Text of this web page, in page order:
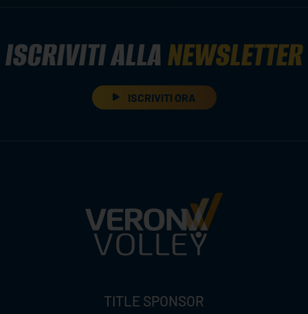
ISCRIVITI ALLANEWSLETTER
ISCRIVITI ORA
TITLE SPONSOR